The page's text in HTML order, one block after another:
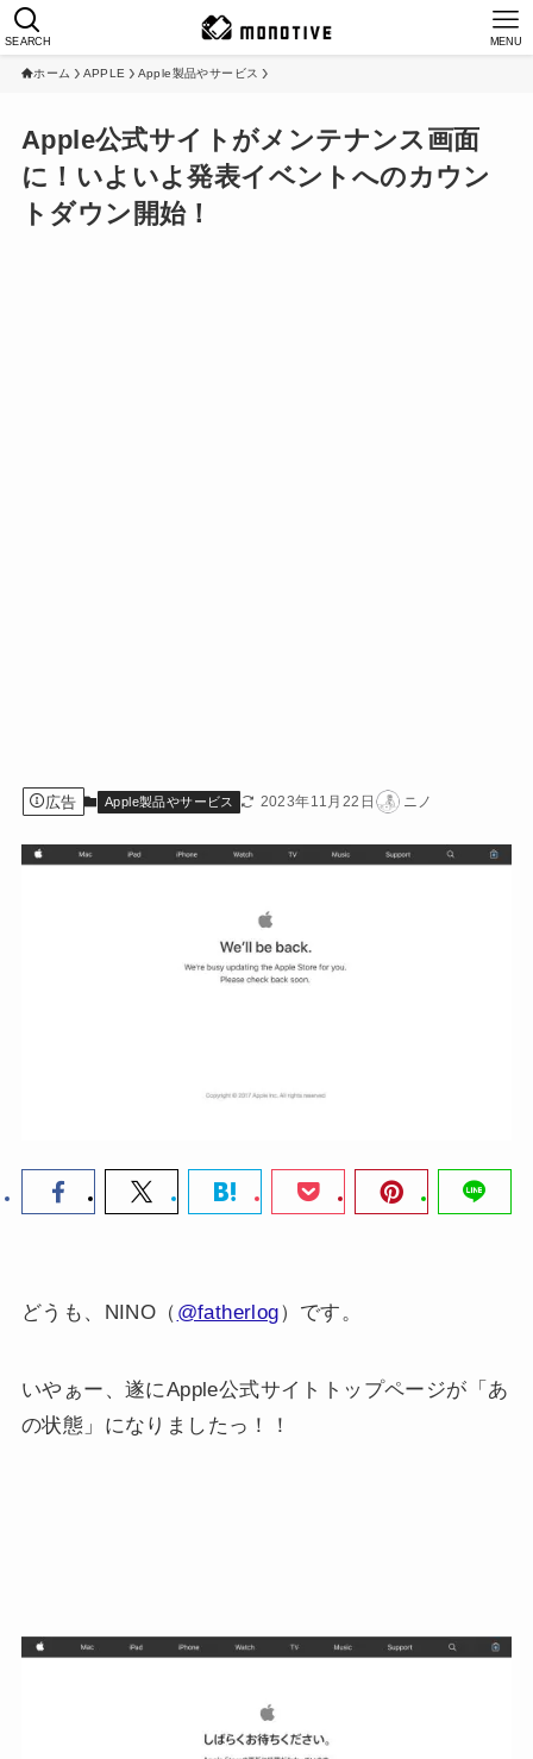
SEARCH MENU
ホーム APPLE Apple製品やサービス
Apple公式サイトがメンテナンス画面
に！いよいよ発表イベントへのカウン
トダウン開始！
広告 Apple製品やサービス 2023年11月22日 ニノ
どうも、NINO（ @fatherlog）です。
いやぁー、遂にApple公式サイトトップページが「あ
の状態」になりましたっ！！